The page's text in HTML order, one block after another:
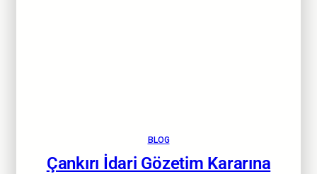
BLOG
Çankırı İdari Gözetim Kararına